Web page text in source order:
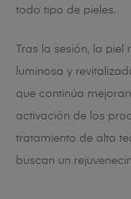
todo tipo de pieles.
Tras la sesión, la
luminosa y
que continúa
activación de los
tratamiento de alta
buscan un